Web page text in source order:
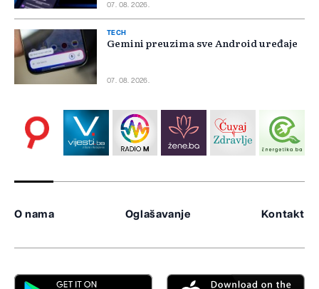
07. 08. 2026.
TECH
Gemini preuzima sve Android uređaje
07. 08. 2026.
O nama Oglašavanje Kontakt